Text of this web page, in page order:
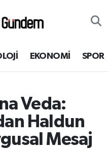
EKONOMİ SPOR
Veda:
Haldun
Mesaj
Fikstür